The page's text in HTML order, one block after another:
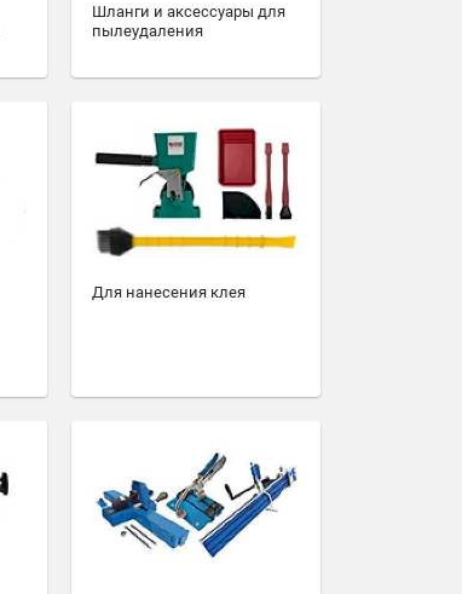
Шланги и аксессуары для
пылеудаления
Для нанесения клея